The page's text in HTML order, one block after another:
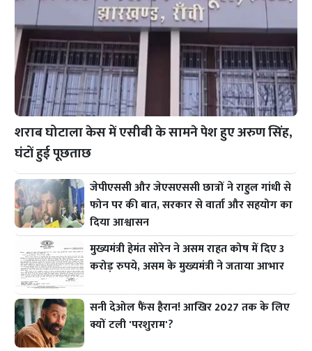
शराब घोटाला केस में एसीबी के सामने पेश हुए अरुण सिंह,
घंटों हुई पूछताछ
जेपीएससी और जेएसएससी छात्रों ने राहुल गांधी से
फोन पर की बात, सरकार से वार्ता और सहयोग का
दिया आश्वासन
मुख्यमंत्री हेमंत सोरेन ने असम राहत कोष में दिए 3
करोड़ रुपये, असम के मुख्यमंत्री ने जताया आभार
सनी देओल फैंस हैरान! आखिर 2027 तक के लिए
क्यों टली 'परशुराम'?